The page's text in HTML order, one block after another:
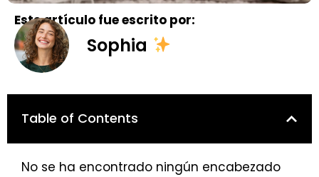
Este artículo fue escrito por:
Sophia
Table of Contents
No se ha encontrado ningún encabezado